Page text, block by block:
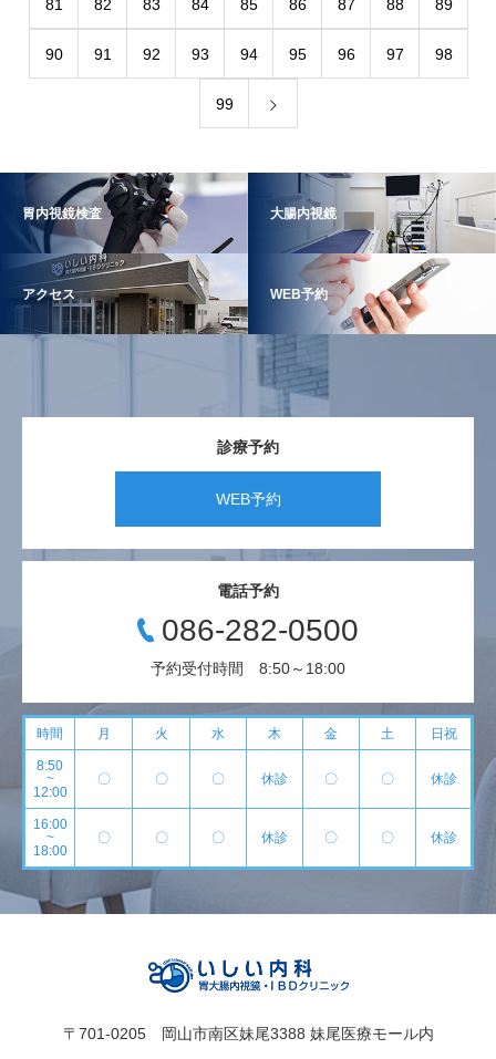
81 82 83 84 85 86 87 88 89
90 91 92 93 94 95 96 97 98
99
胃内視鏡検査 大腸内視鏡
アクセス WEB予約
診療予約
WEB予約
電話予約
086-282-0500
予約受付時間 8:50～18:00
時間 月 火 水 木 金 土 日祝
8:50
~
12:00
〇 〇 〇 休診 〇 〇 休診
16:00
~
18:00
〇 〇 〇 休診 〇 〇 休診
〒701-0205 岡山市南区妹尾3388 妹尾医療モール内